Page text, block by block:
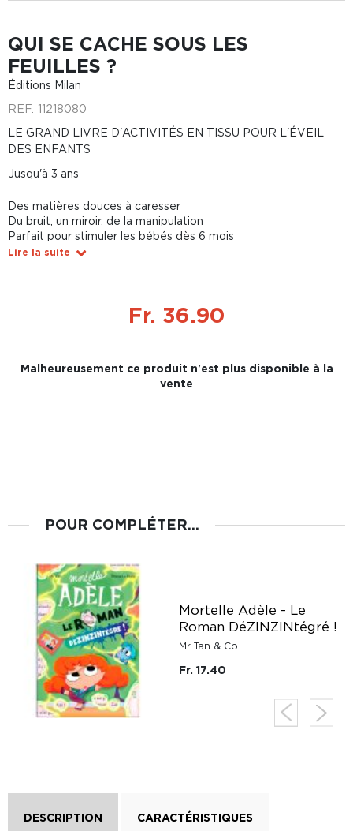
QUI SE CACHE SOUS LES
FEUILLES ?
Éditions Milan
REF. 11218080
LE GRAND LIVRE D'ACTIVITÉS EN TISSU POUR L'ÉVEIL
DES ENFANTS
Jusqu'à 3 ans
Des matières douces à caresser
Du bruit, un miroir, de la manipulation
Parfait pour stimuler les bébés dès 6 mois
Lire la suite
Fr. 36.90
Malheureusement ce produit n'est plus disponible à la
vente
POUR COMPLÉTER...
Mortelle Adèle - Le
Roman DéZINZINtégré !
Mr Tan & Co
Fr. 17.40
DESCRIPTION CARACTÉRISTIQUES